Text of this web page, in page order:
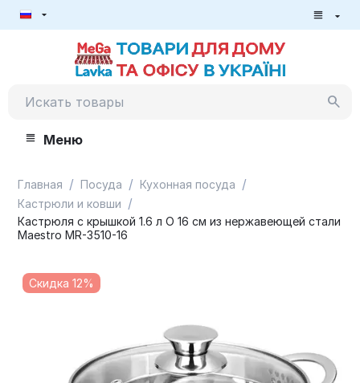
Меню
Главная / Посуда / Кухонная посуда /
Кастрюли и ковши /
Кастрюля с крышкой 1.6 л O 16 см из нержавеющей стали
Maestro MR-3510-16
Скидка 12%